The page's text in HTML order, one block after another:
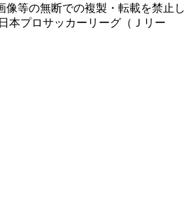
像等の無断での複製・転載を禁止し
本プロサッカーリーグ（Ｊリー